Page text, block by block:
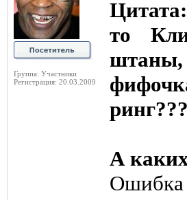
Группа: Участники
Регистрация: 20.03.2009
то
А
Ошибка